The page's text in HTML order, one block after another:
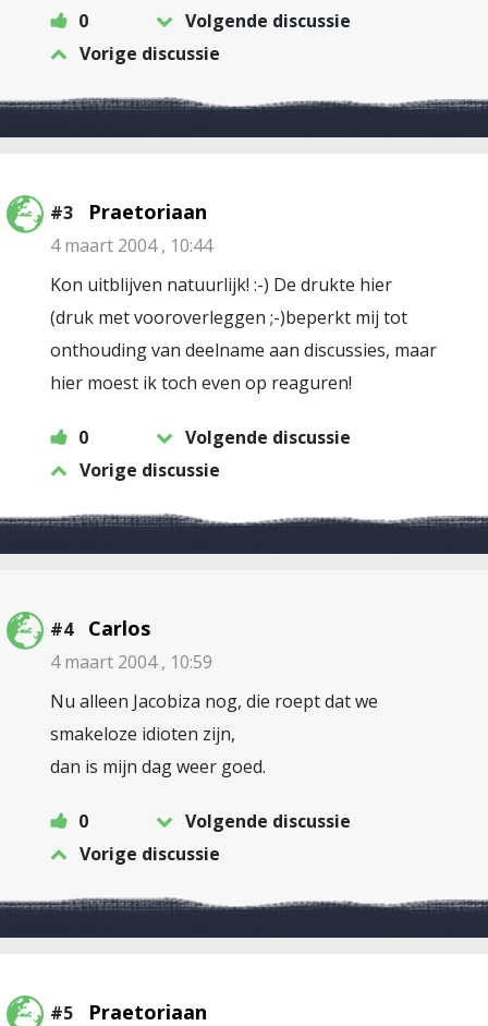
0
Volgende discussie
Vorige discussie
#3 Praetoriaan
4 maart 2004 , 10:44
Kon uitblijven natuurlijk! :-) De drukte hier
(druk met vooroverleggen ;-)beperkt mij tot
onthouding van deelname aan discussies, maar
hier moest ik toch even op reaguren!
0
Volgende discussie
Vorige discussie
#4 Carlos
4 maart 2004 , 10:59
Nu alleen Jacobiza nog, die roept dat we
smakeloze idioten zijn,
dan is mijn dag weer goed.
0
Volgende discussie
Vorige discussie
#5 Praetoriaan